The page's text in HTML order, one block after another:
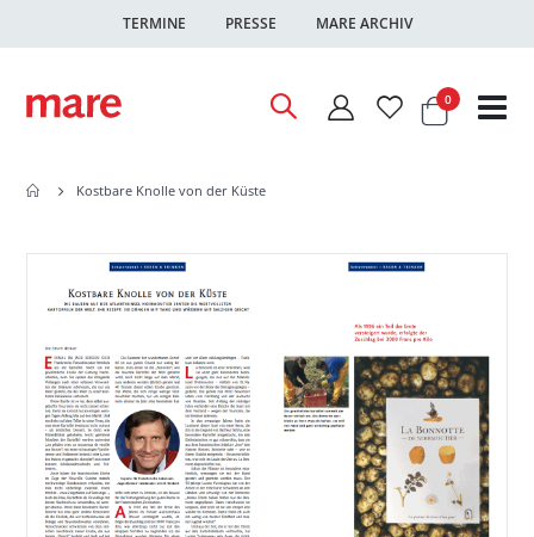
TERMINE PRESSE MARE ARCHIV
Warenkorb
0Artikel
Kostbare Knolle von der Küste
Bildgalerie
springen
Anfang
Bildgalerie
springen